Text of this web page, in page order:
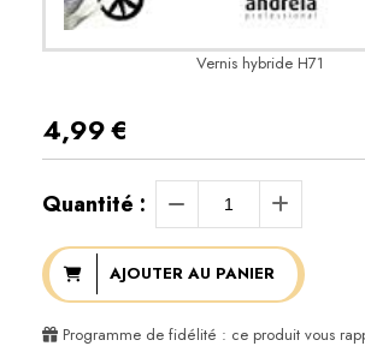
Vernis hybride H71
4,99€
Quantité :
AJOUTER AU PANIER
Programme de fidélité : ce produit vous